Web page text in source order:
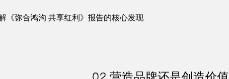
《弥合鸿沟 共享红利》报告的核心发现